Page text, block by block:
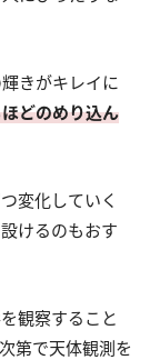
きがキレイに
どのめり込ん
変化していく
けるのもおす
観察すること
第で天体観測を